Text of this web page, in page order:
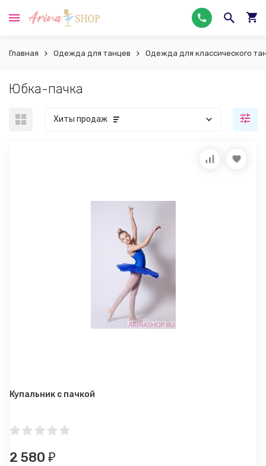
Главная Одежда для танцев Одежда для классического
Юбка-пачка
Хиты продаж
Купальник с пачкой
2 580 ₽